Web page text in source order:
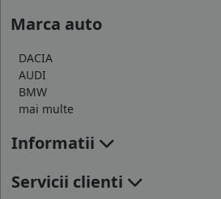
Marca auto
DACIA
AUDI
BMW
mai multe
Informatii
Servicii clienti